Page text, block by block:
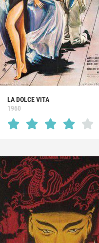
LA DOLCE VITA
1960